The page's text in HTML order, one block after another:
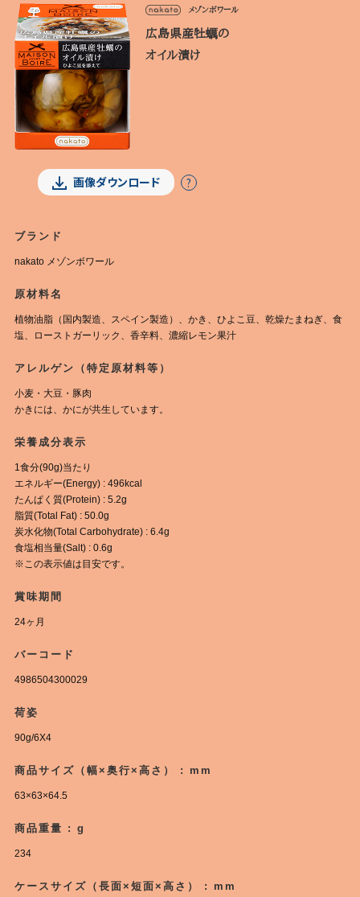
画像ダウンロード ?
メゾンボワール
広島県産牡蠣の
オイル漬け
ブランド
nakato メゾンボワール
原材料名
植物油脂（国内製造、スペイン製造）、かき、ひよこ豆、乾燥たまねぎ、食
塩、ローストガーリック、香辛料、濃縮レモン果汁
アレルゲン（特定原材料等）
小麦・大豆・豚肉
かきには、かにが共生しています。
栄養成分表示
1食分(90g)当たり
エネルギー(Energy) : 496kcal
たんぱく質(Protein) : 5.2g
脂質(Total Fat) : 50.0g
炭水化物(Total Carbohydrate) : 6.4g
食塩相当量(Salt) : 0.6g
※この表示値は目安です。
賞味期間
24ヶ月
バーコード
4986504300029
荷姿
90g/6X4
商品サイズ（幅×奥行×高さ） : mm
63×63×64.5
商品重量 : g
234
ケースサイズ（長面×短面×高さ） : mm